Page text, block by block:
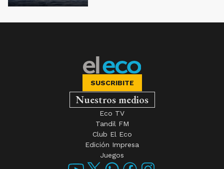
SUSCRIBITE
Nuestros medios
Eco TV
Tandil FM
Club El Eco
Edición Impresa
Juegos